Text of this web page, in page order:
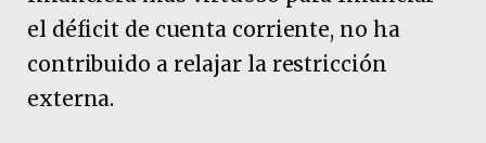
el déficit de cuenta corriente, no ha
contribuido a relajar la restricción
externa.